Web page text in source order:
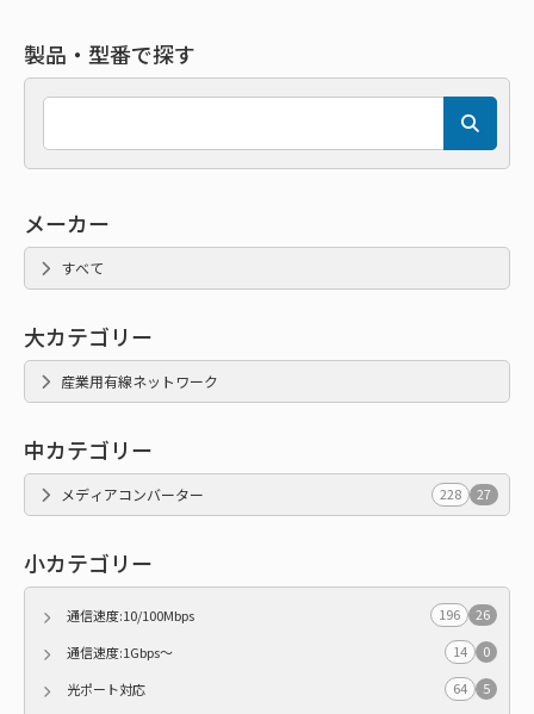
製品・型番で探す
メーカー
すべて
大カテゴリー
産業用有線ネットワーク
中カテゴリー
メディアコンバーター 228 27
小カテゴリー
通信速度:10/100Mbps 196
26
通信速度:1Gbps～
14
0
光ポート対応
64
5